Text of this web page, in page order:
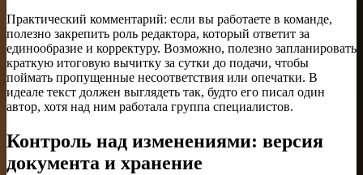
Практический комментарий: если вы работаете в команде,
полезно закрепить роль редактора, который ответит за
единообразие и корректуру. Возможно, полезно запланировать
краткую итоговую вычитку за сутки до подачи, чтобы
поймать пропущенные несоответствия или опечатки. В
идеале текст должен выглядеть так, будто его писал один
автор, хотя над ним работала группа специалистов.
Контроль над изменениями: версия
документа и хранение